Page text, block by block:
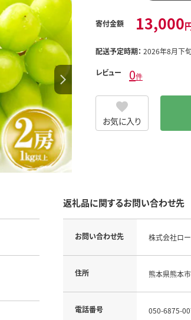
寄付金額 13,000
配送予定時期： 2026年8月下
レビュー 0件
お気に入り
返礼品に関するお問い合わせ先
お問い合わせ先 株式会社ロ
住所 熊本県熊本
電話番号 050-6875-